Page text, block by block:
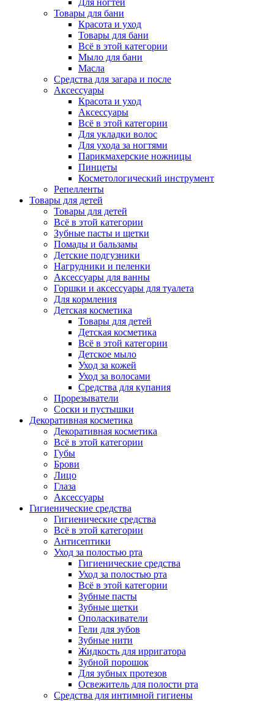
Для ногтей
Товары для бани
Красота и уход
Товары для бани
Всё в этой категории
Мыло для бани
Масла
Средства для загара и после
Аксессуары
Красота и уход
Аксессуары
Всё в этой категории
Для укладки волос
Для ухода за ногтями
Парикмахерские ножницы
Пинцеты
Косметологический инструмент
Репелленты
Товары для детей
Товары для детей
Всё в этой категории
Зубные пасты и щетки
Помады и бальзамы
Детские подгузники
Нагрудники и пеленки
Аксессуары для ванны
Горшки и аксессуары для туалета
Для кормления
Детская косметика
Товары для детей
Детская косметика
Всё в этой категории
Детское мыло
Уход за кожей
Уход за волосами
Средства для купания
Прорезыватели
Соски и пустышки
Декоративная косметика
Декоративная косметика
Всё в этой категории
Губы
Брови
Лицо
Глаза
Аксессуары
Гигиенические средства
Гигиенические средства
Всё в этой категории
Антисептики
Уход за полостью рта
Гигиенические средства
Уход за полостью рта
Всё в этой категории
Зубные пасты
Зубные щетки
Ополаскиватели
Гели для зубов
Зубные нити
Жидкость для ирригатора
Зубной порошок
Для зубных протезов
Освежитель для полости рта
Средства для интимной гигиены